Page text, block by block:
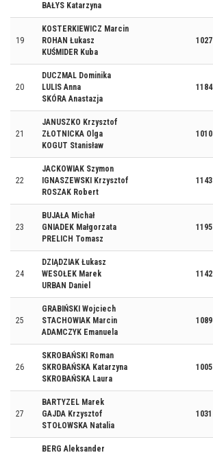
BAŁYS Katarzyna
19
KOSTERKIEWICZ Marcin
ROHAN Łukasz
KUŚMIDER Kuba
1027
20
DUCZMAL Dominika
LULIS Anna
SKÓRA Anastazja
1184
21
JANUSZKO Krzysztof
ZŁOTNICKA Olga
KOGUT Stanisław
1010
22
JACKOWIAK Szymon
IGNASZEWSKI Krzysztof
ROSZAK Robert
1143
23
BUJAŁA Michał
GNIADEK Małgorzata
PRELICH Tomasz
1195
24
DZIĄDZIAK Łukasz
WESOŁEK Marek
URBAN Daniel
1142
25
GRABIŃSKI Wojciech
STACHOWIAK Marcin
ADAMCZYK Emanuela
1089
26
SKROBAŃSKI Roman
SKROBAŃSKA Katarzyna
SKROBAŃSKA Laura
1005
27
BARTYZEL Marek
GAJDA Krzysztof
STOŁOWSKA Natalia
1031
BERG Aleksander